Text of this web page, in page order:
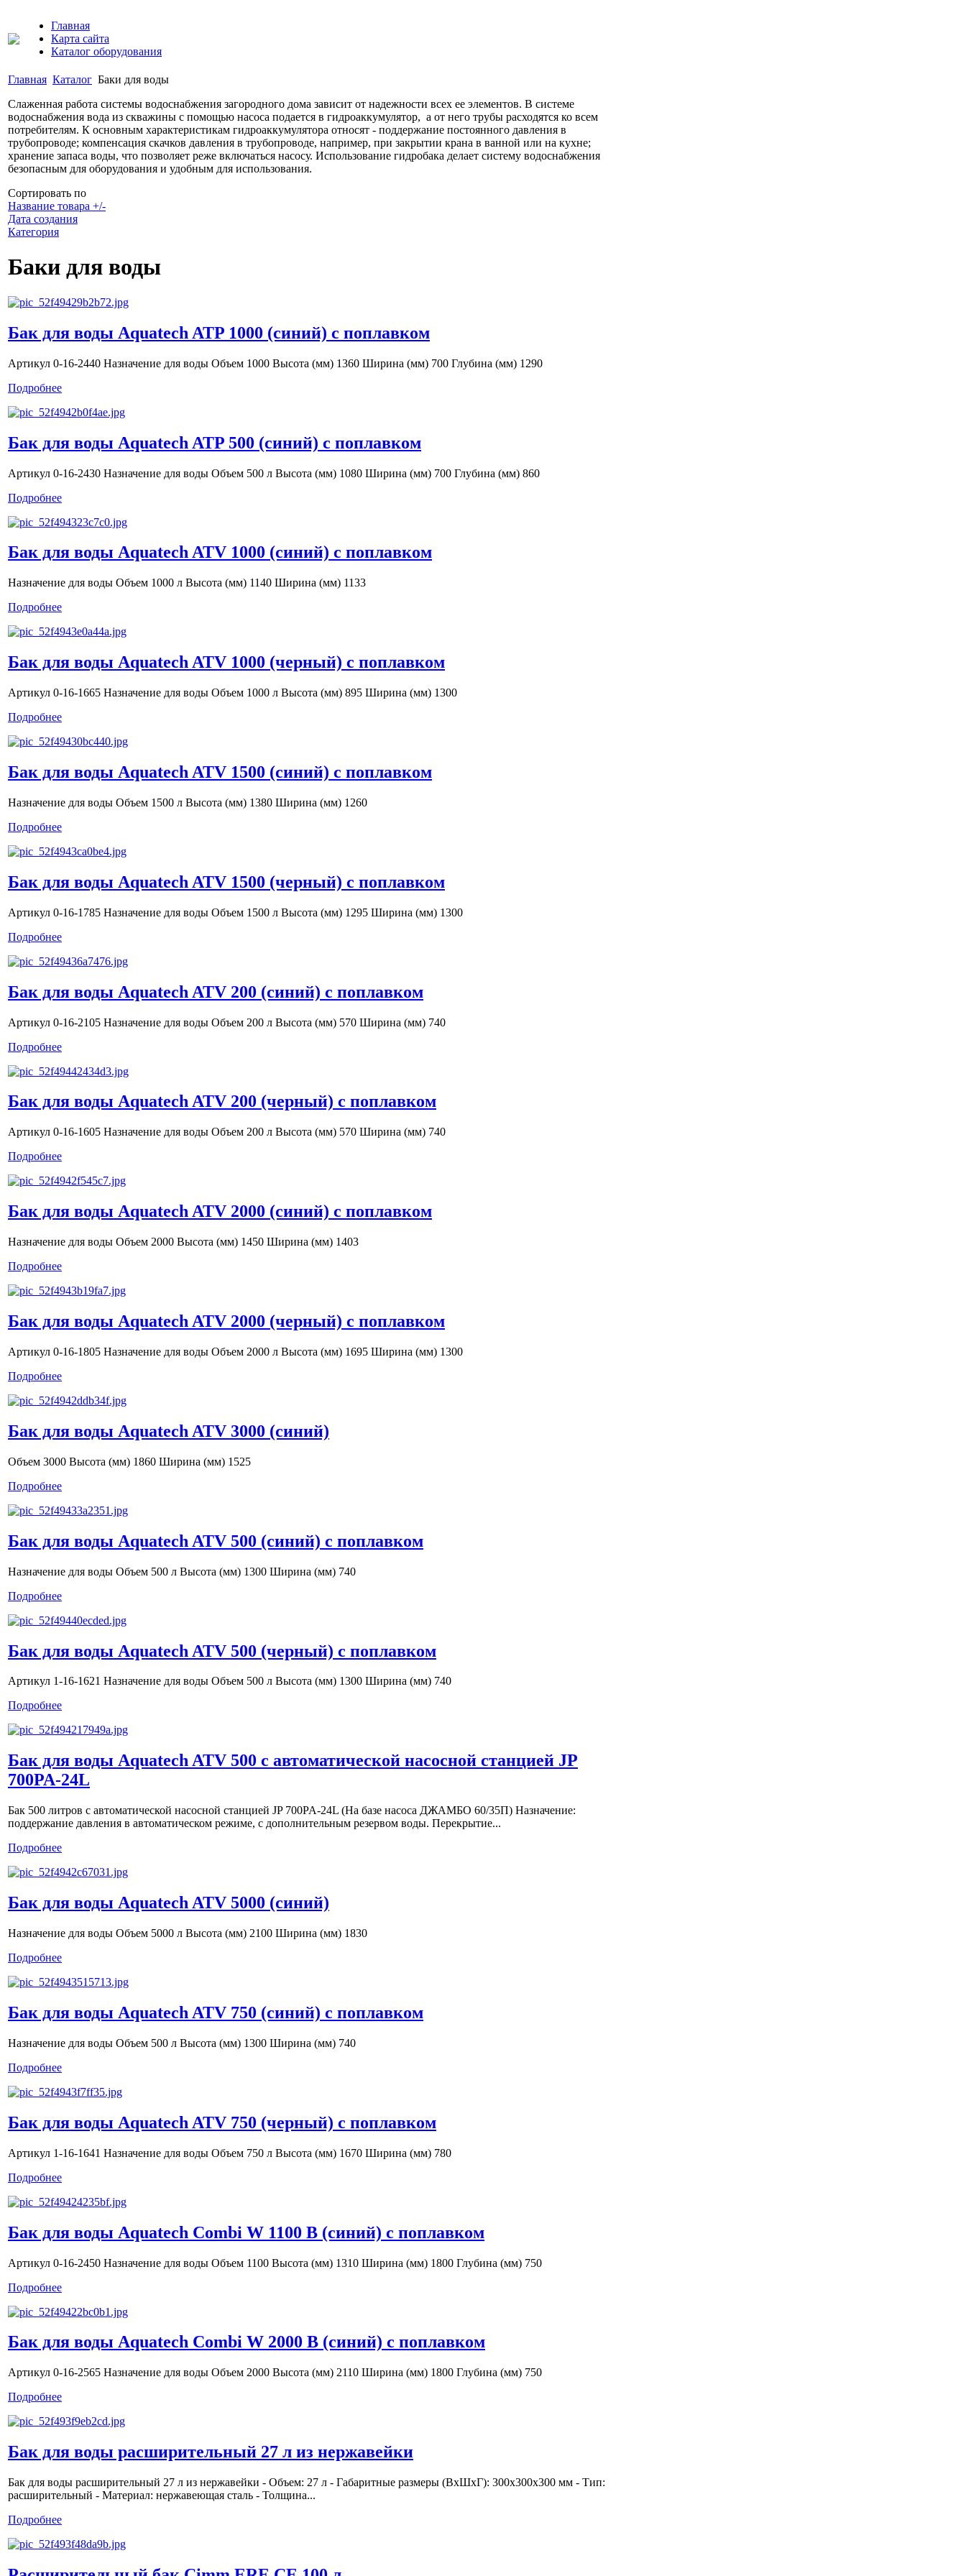
Главная
Карта сайта
Каталог оборудования
Главная Каталог Баки для воды
Слаженная работа системы водоснабжения загородного дома зависит от надежности всех ее элементов. В системе
водоснабжения вода из скважины с помощью насоса подается в гидроаккумулятор, а от него трубы расходятся ко всем
потребителям. К основным характеристикам гидроаккумулятора относят - поддержание постоянного давления в
трубопроводе; компенсация скачков давления в трубопроводе, например, при закрытии крана в ванной или на кухне;
хранение запаса воды, что позволяет реже включаться насосу. Использование гидробака делает систему водоснабжения
безопасным для оборудования и удобным для использования.
Сортировать по
Название товара +/-
Дата создания
Категория
Баки для воды
Бак для воды Aquatech ATP 1000 (синий) с поплавком
Артикул 0-16-2440 Назначение для воды Объем 1000 Высота (мм) 1360 Ширина (мм) 700 Глубина (мм) 1290
Подробнее
Бак для воды Aquatech ATP 500 (синий) с поплавком
Артикул 0-16-2430 Назначение для воды Объем 500 л Высота (мм) 1080 Ширина (мм) 700 Глубина (мм) 860
Подробнее
Бак для воды Aquatech ATV 1000 (синий) с поплавком
Назначение для воды Объем 1000 л Высота (мм) 1140 Ширина (мм) 1133
Подробнее
Бак для воды Aquatech ATV 1000 (черный) с поплавком
Артикул 0-16-1665 Назначение для воды Объем 1000 л Высота (мм) 895 Ширина (мм) 1300
Подробнее
Бак для воды Aquatech ATV 1500 (синий) с поплавком
Назначение для воды Объем 1500 л Высота (мм) 1380 Ширина (мм) 1260
Подробнее
Бак для воды Aquatech ATV 1500 (черный) с поплавком
Артикул 0-16-1785 Назначение для воды Объем 1500 л Высота (мм) 1295 Ширина (мм) 1300
Подробнее
Бак для воды Aquatech ATV 200 (синий) с поплавком
Артикул 0-16-2105 Назначение для воды Объем 200 л Высота (мм) 570 Ширина (мм) 740
Подробнее
Бак для воды Aquatech ATV 200 (черный) с поплавком
Артикул 0-16-1605 Назначение для воды Объем 200 л Высота (мм) 570 Ширина (мм) 740
Подробнее
Бак для воды Aquatech ATV 2000 (синий) с поплавком
Назначение для воды Объем 2000 Высота (мм) 1450 Ширина (мм) 1403
Подробнее
Бак для воды Aquatech ATV 2000 (черный) с поплавком
Артикул 0-16-1805 Назначение для воды Объем 2000 л Высота (мм) 1695 Ширина (мм) 1300
Подробнее
Бак для воды Aquatech ATV 3000 (синий)
Объем 3000 Высота (мм) 1860 Ширина (мм) 1525
Подробнее
Бак для воды Aquatech ATV 500 (синий) с поплавком
Назначение для воды Объем 500 л Высота (мм) 1300 Ширина (мм) 740
Подробнее
Бак для воды Aquatech ATV 500 (черный) с поплавком
Артикул 1-16-1621 Назначение для воды Объем 500 л Высота (мм) 1300 Ширина (мм) 740
Подробнее
Бак для воды Aquatech ATV 500 с автоматической насосной станцией JP
700PA-24L
Бак 500 литров с автоматической насосной станцией JP 700PA-24L (На базе насоса ДЖАМБО 60/35П) Назначение:
поддержание давления в автоматическом режиме, с дополнительным резервом воды. Перекрытие...
Подробнее
Бак для воды Aquatech ATV 5000 (синий)
Назначение для воды Объем 5000 л Высота (мм) 2100 Ширина (мм) 1830
Подробнее
Бак для воды Aquatech ATV 750 (синий) с поплавком
Назначение для воды Объем 500 л Высота (мм) 1300 Ширина (мм) 740
Подробнее
Бак для воды Aquatech ATV 750 (черный) с поплавком
Артикул 1-16-1641 Назначение для воды Объем 750 л Высота (мм) 1670 Ширина (мм) 780
Подробнее
Бак для воды Aquatech Combi W 1100 B (синий) с поплавком
Артикул 0-16-2450 Назначение для воды Объем 1100 Высота (мм) 1310 Ширина (мм) 1800 Глубина (мм) 750
Подробнее
Бак для воды Aquatech Combi W 2000 B (синий) с поплавком
Артикул 0-16-2565 Назначение для воды Объем 2000 Высота (мм) 2110 Ширина (мм) 1800 Глубина (мм) 750
Подробнее
Бак для воды расширительный 27 л из нержавейки
Бак для воды расширительный 27 л из нержавейки - Объем: 27 л - Габаритные размеры (ВхШхГ): 300x300x300 мм - Тип:
расширительный - Материал: нержавеющая сталь - Толщина...
Подробнее